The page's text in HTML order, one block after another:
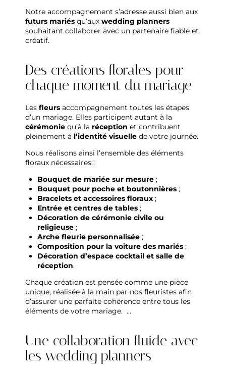
Notre accompagnement s’adresse aussi bien aux
futurs mariés qu’aux wedding planners
souhaitant collaborer avec un partenaire fiable et
créatif.
Des créations florales pour
chaque moment du mariage
Les fleurs accompagnement toutes les étapes
d’un mariage. Elles participent autant à la
cérémonie qu’à la réception et contribuent
pleinement à l’identité visuelle de votre journée.
Nous réalisons ainsi l’ensemble des éléments
floraux nécessaires :
Bouquet de mariée sur mesure;
Bouquet pour poche et boutonnières;
Bracelets et accessoires floraux;
Entrée et centres de tables;
Décoration de cérémonie civile ou
religieuse;
Arche fleurie personnalisée;
Composition pour la voiture des mariés;
Décoration d’espace cocktail et salle de
réception.
Chaque création est pensée comme une pièce
unique, réalisée à la main par nos fleuristes afin
d’assurer une parfaite cohérence entre tous les
éléments de votre mariage. …
Une collaboration fluide avec
les wedding planners